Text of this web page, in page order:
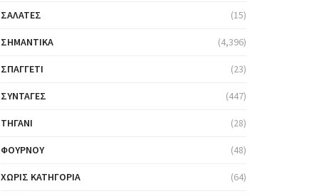
ΣΑΛΆΤΕΣ (15)
ΣΗΜΑΝΤΙΚΆ (4,396)
ΣΠΑΓΓΈΤΙ (23)
ΣΥΝΤΑΓΈΣ (447)
ΤΗΓΆΝΙ (28)
ΦΟΎΡΝΟΥ (48)
ΧΩΡΊΣ ΚΑΤΗΓΟΡΊΑ (64)